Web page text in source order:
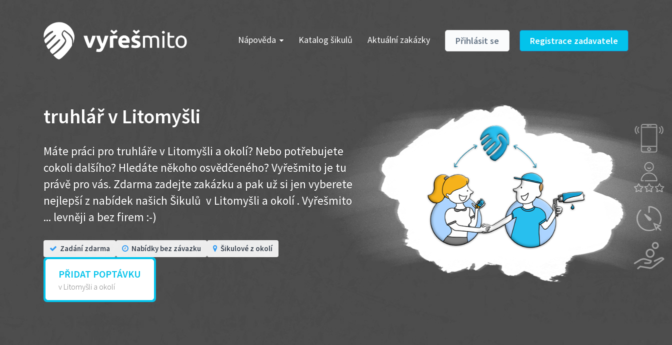
Nápověda Katalog šikulů Aktuální zakázky Přihlásit se Registrace zadavatele
truhlář v Litomyšli
Máte práci pro truhláře v Litomyšli a okolí? Nebo potřebujete
cokoli dalšího? Hledáte někoho osvědčeného? Vyřešmito je tu
právě pro vás. Zdarma zadejte zakázku a pak už si jen vyberete
nejlepší z nabídek našich Šikulů v Litomyšli a okolí . Vyřešmito
... levněji a bez firem :-)
Zadání zdarma Nabídky bez závazku Šikulové z okolí
PŘIDAT POPTÁVKU
v Litomyšli a okolí